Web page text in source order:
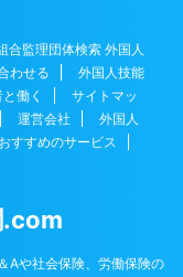
合監理団体検索 外国人
わせる
外国人技能
働く
サイトマッ
運営会社
外国人
すすめのサービス
.com
Aや社会保険、労働保険の